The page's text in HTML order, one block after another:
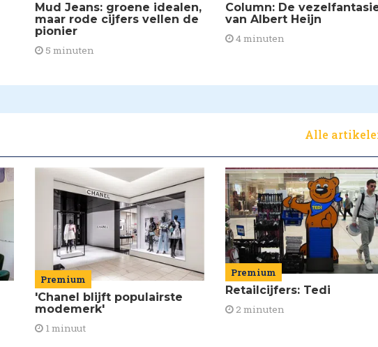
Mud Jeans: groene idealen,
maar rode cijfers vellen de
pionier
5 minuten
Column: De
van Albert Heijn
4 minuten
Alle
Premium
'Chanel blijft populairste
modemerk'
1 minuut
Premium
Retailcijfers: Tedi
2 minuten